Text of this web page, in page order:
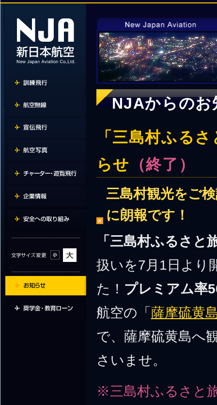
NJAからのお
「三島村ふる
らせ （終了）
三島村観光をご
に朗報です！
「三島村ふるさと
扱いを7月1日より
た！ プレミアム率
航空の「 薩摩硫黄
で、薩摩硫黄島へ
さいませ。
※三島村ふるさと